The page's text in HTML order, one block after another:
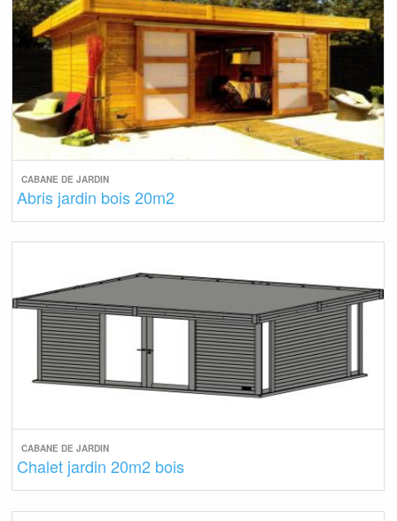
CABANE DE JARDIN
Abris jardin bois 20m2
CABANE DE JARDIN
Chalet jardin 20m2 bois